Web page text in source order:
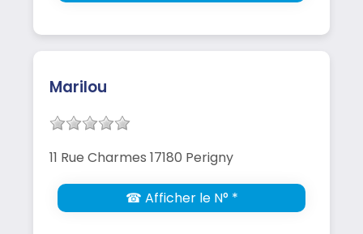
Marilou
11 Rue Charmes 17180 Perigny
☎ Afficher le N° *